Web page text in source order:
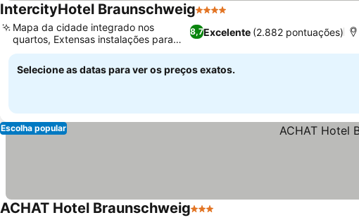
IntercityHotel Braunschweig4 Estrelas
8,7Excelente (2.882 pontuações)
Mapa da cidade integrado nos
quartos, Extensas instalações para
conferências
Selecione as datas para ver os preços exatos.
Escolha popular
ACHAT Hotel Braunschweig3 Estrelas